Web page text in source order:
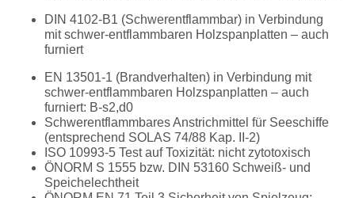
DIN 4102-B1 (Schwerentflammbar) in Verbindung
mit schwer-entflammbaren Holzspanplatten – auch
furniert
EN 13501-1 (Brandverhalten) in Verbindung mit
schwer-entflammbaren Holzspanplatten – auch
furniert: B-s2,d0
Schwerentflammbares Anstrichmittel für Seeschiffe
(entsprechend SOLAS 74/88 Kap. II-2)
ISO 10993-5 Test auf Toxizität: nicht zytotoxisch
ÖNORM S 1555 bzw. DIN 53160 Schweiß- und
Speichelechtheit